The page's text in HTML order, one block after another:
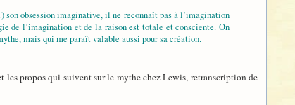
obsession imaginative, il ne reconnaît pas à l’imagination
de l’imagination et de la raison est totale et consciente. On
mais qui me paraît valable aussi pour sa création.
les propos qui suivent sur le mythe chez Lewis, retranscription de